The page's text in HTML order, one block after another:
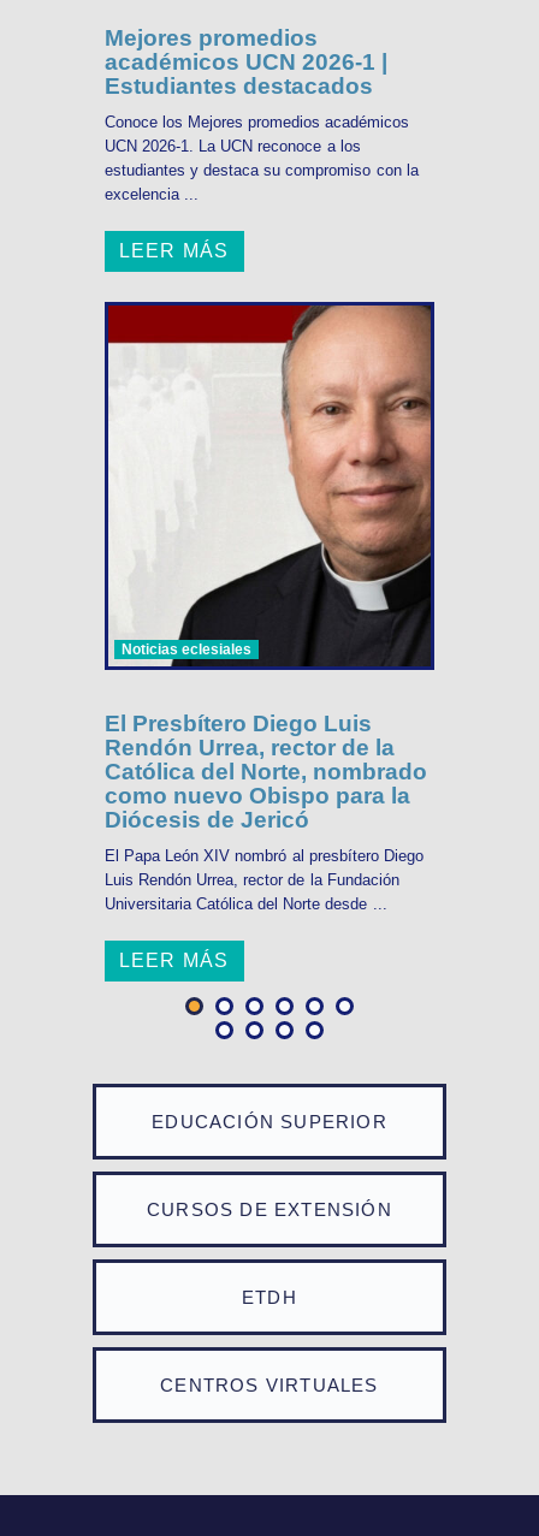
EDUCACIÓN SUPERIOR
CURSOS DE EXTENSIÓN
ETDH
CENTROS VIRTUALES
Mejores promedios
académicos UCN 2026-1 |
Estudiantes destacados
Conoce los Mejores promedios académicos
UCN 2026-1. La UCN reconoce a los
estudiantes y destaca su compromiso con la
excelencia ...
LEER MÁS
Noticias eclesiales
El Presbítero Diego Luis
Rendón Urrea, rector de la
Católica del Norte, nombrado
como nuevo Obispo para la
Diócesis de Jericó
El Papa León XIV nombró al presbítero Diego
Luis Rendón Urrea, rector de la Fundación
Universitaria Católica del Norte desde ...
LEER MÁS